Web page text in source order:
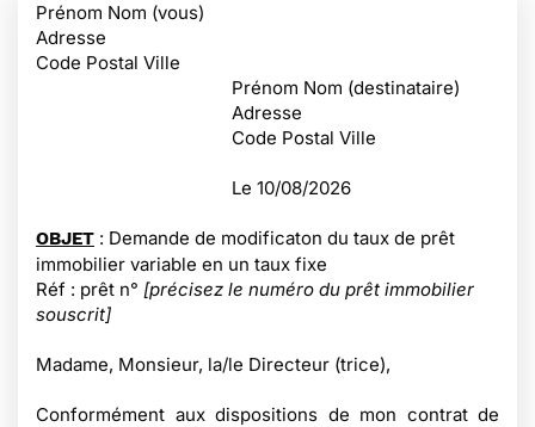
Prénom Nom (vous)
Adresse
Code Postal Ville
Prénom Nom (destinataire)
Adresse
Code Postal Ville
Le 10/08/2026
OBJET : Demande de modificaton du taux de prêt
immobilier variable en un taux fixe
Réf : prêt n° [précisez le numéro du prêt immobilier
souscrit]
Madame, Monsieur, la/le Directeur (trice),
Conformément aux dispositions de mon contrat de